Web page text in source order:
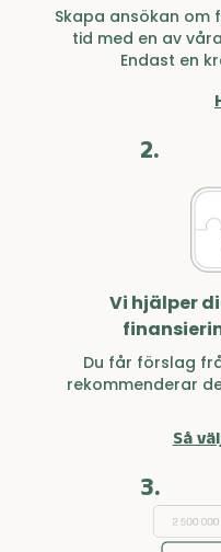
Skapa ansökan om
tid med en av
Endast en
2.
Vi hjälper
Du får förslag
rekommenderar
Så
3.